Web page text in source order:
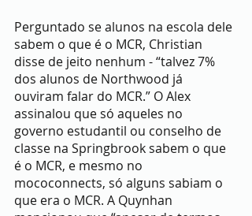
Perguntado se alunos na escola dele
sabem o que é o MCR, Christian
disse de jeito nenhum - “talvez 7%
dos alunos de Northwood já
ouviram falar do MCR.” O Alex
assinalou que só aqueles no
governo estudantil ou conselho de
classe na Springbrook sabem o que
é o MCR, e mesmo no
mococonnects, só alguns sabiam o
que era o MCR. A Quynhan